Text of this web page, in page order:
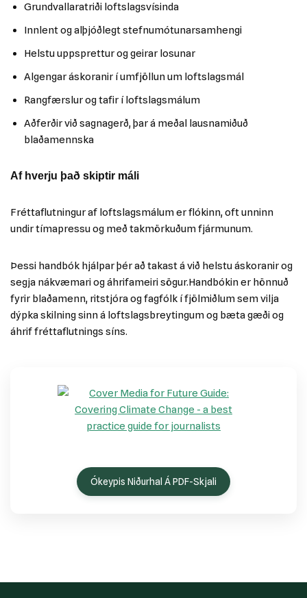
Grundvallaratriði loftslagsvísinda
Innlent og alþjóðlegt stefnumótunarsamhengi
Helstu uppsprettur og geirar losunar
Algengar áskoranir í umfjöllun um loftslagsmál
Rangfærslur og tafir í loftslagsmálum
Aðferðir við sagnagerð, þar á meðal lausnamiðuð
blaðamennska
Af hverju það skiptir máli
Fréttaflutningur af loftslagsmálum er flókinn, oft unninn
undir tímapressu og með takmörkuðum fjármunum.
Þessi handbók hjálpar þér að takast á við helstu áskoranir og
segja nákvæmari og áhrifameiri sögur.Handbókin er hönnuð
fyrir blaðamenn, ritstjóra og fagfólk í fjölmiðlum sem vilja
dýpka skilning sinn á loftslagsbreytingum og bæta gæði og
áhrif fréttaflutnings síns.
Ókeypis Niðurhal Á PDF-Skjali